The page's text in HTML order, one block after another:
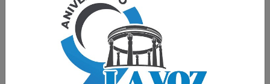
La Voz de Xela · Redacción